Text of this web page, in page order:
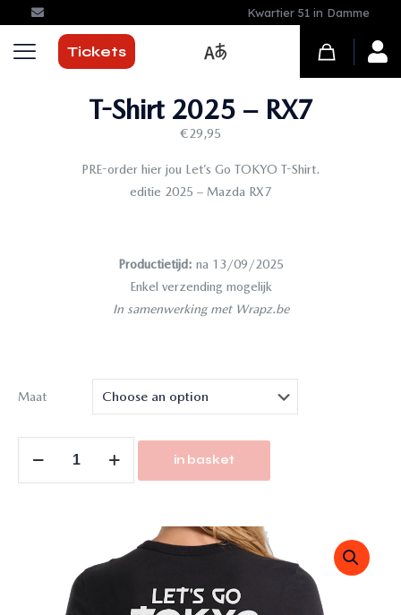
Kwartier 51 in Damme
Tickets
T-Shirt 2025 – RX7
€29,95
PRE-order hier jou Let’s Go TOKYO T-Shirt.
editie 2025 – Mazda RX7
Productietijd: na 13/09/2025
Enkel verzending mogelijk
In samenwerking met Wrapz.be
Maat
in basket